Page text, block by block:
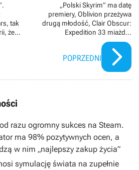
tak
że
„Polski Skyrim” ma datę
premiery, Oblivion przeżywa
drugą młodość, Clair Obscur:
Expedition 33 miażdży
konkurencję - zajazd RPG „U
Vergila”
POPRZEDNI
razu ogromny sukces na Steam.
ma 98% pozytywnych ocen, a
w nim „najlepszy zakup życia”
symulację świata na zupełnie